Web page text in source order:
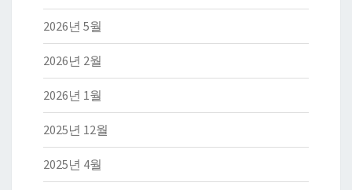
2026년 5월
2026년 2월
2026년 1월
2025년 12월
2025년 4월